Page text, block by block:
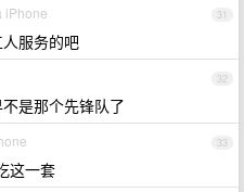
31
iPhone
服务的吧
32
是那个先锋队了
33
这一套